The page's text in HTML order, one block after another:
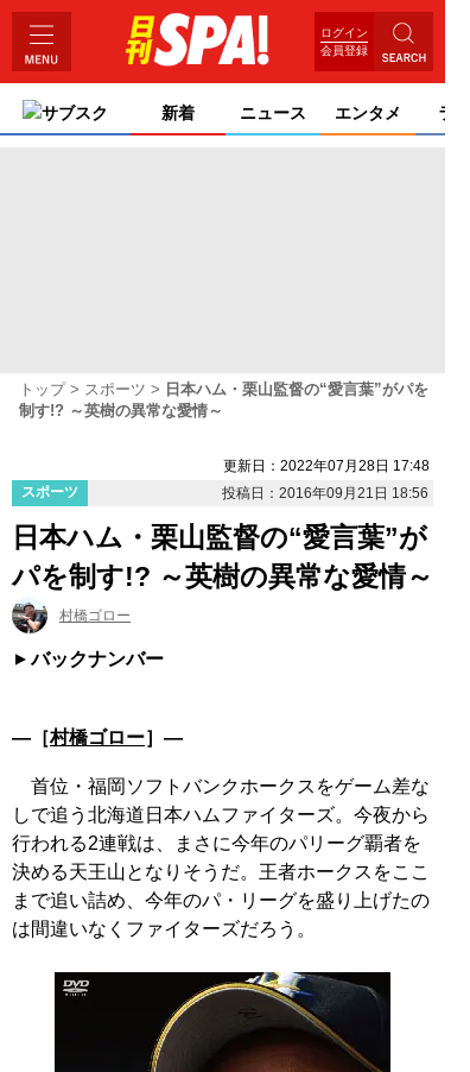
ログイン
会員登録
サブスク 新着 ニュース エンタメ ライ
トップ スポーツ
日本ハム・栗山監督の“愛言葉”がパを
制す!? ～英樹の異常な愛情～
更新日：2022年07月28日 17:48
スポーツ
投稿日：2016年09月21日 18:56
日本ハム・栗山監督の“愛言葉”が
パを制す!? ～英樹の異常な愛情～
村橋ゴロー
バックナンバー
―［村橋ゴロー］―
首位・福岡ソフトバンクホークスをゲーム差な
しで追う北海道日本ハムファイターズ。今夜から
行われる2連戦は、まさに今年のパリーグ覇者を
決める天王山となりそうだ。王者ホークスをここ
まで追い詰め、今年のパ・リーグを盛り上げたの
は間違いなくファイターズだろう。